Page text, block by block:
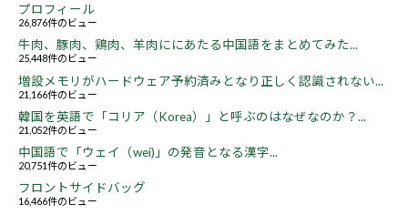
プロフィール
26,876件のビュー
牛肉、豚肉、鶏肉、羊肉ににあたる中国語をまとめてみた...
25,448件のビュー
増設メモリがハードウェア予約済みとなり正しく認識されない...
21,166件のビュー
韓国を英語で「コリア（Korea）」と呼ぶのはなぜなのか？...
21,052件のビュー
中国語で「ウェイ（wei)」の発音となる漢字...
20,751件のビュー
フロントサイドバッグ
16,466件のビュー